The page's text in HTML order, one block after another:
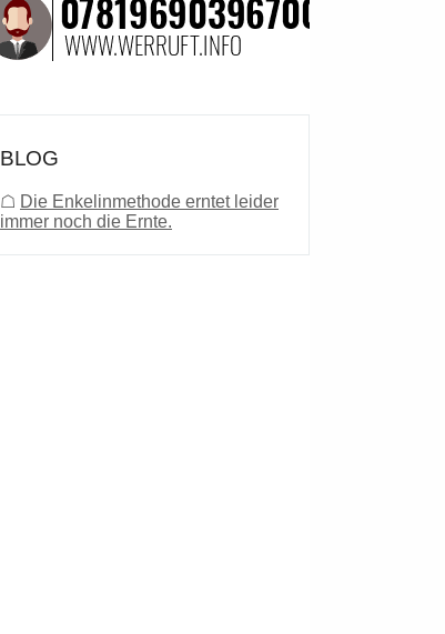
BLOG
☖ Die Enkelinmethode erntet leider
immer noch die Ernte.